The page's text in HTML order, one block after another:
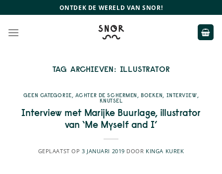
naar
inhoud
ONTDEK DE WERELD VAN SNOR!
TAG ARCHIEVEN: ILLUSTRATOR
GEEN CATEGORIE, ACHTER DE SCHERMEN , BOEKEN, INTERVIEW,
KNUTSEL
Interview met Marijke Buurlage, illustrator
van ‘Me Myself and I’
GEPLAATST OP 3 JANUARI 2019 DOOR KINGA KUREK